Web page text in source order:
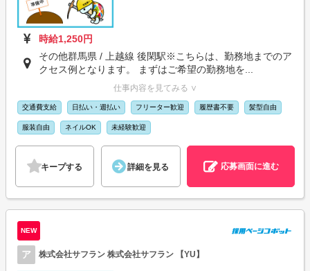
時給1,250円
その他群馬県 / 上越線 後閑駅※こちらは、勤務地までのア
クセス例となります。 まずはご希望の勤務地を...
仕事内容を見てみる ∨
交通費支給 日払い・週払い フリーター歓迎 履歴書不要 髪型自由
服装自由 ネイルOK 未経験歓迎
キープする 詳細を見る 応募画面に進む
NEW
ア 株式会社サフラン 株式会社サフラン 【YU】